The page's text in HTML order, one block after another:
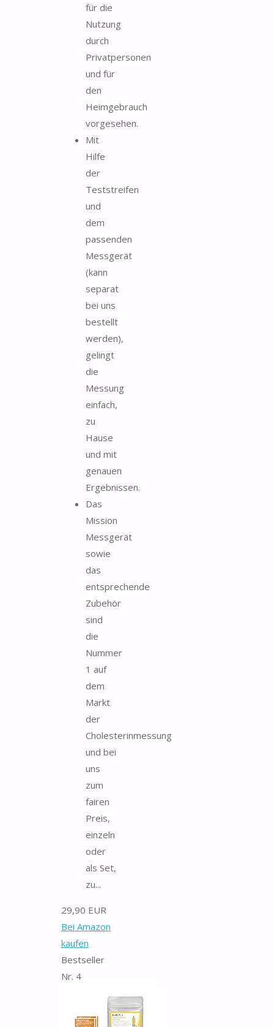
für die
Nutzung
durch
Privatpersonen
und für
den
Heimgebrauch
vorgesehen.
Mit
Hilfe
der
Teststreifen
und
dem
passenden
Messgerät
(kann
separat
bei uns
bestellt
werden),
gelingt
die
Messung
einfach,
zu
Hause
und mit
genauen
Ergebnissen.
Das
Mission
Messgerät
sowie
das
entsprechende
Zubehör
sind
die
Nummer
1 auf
dem
Markt
der
Cholesterinmessung
und bei
uns
zum
fairen
Preis,
einzeln
oder
als Set,
zu...
29,90 EUR
Bei Amazon
kaufen
Bestseller
Nr. 4